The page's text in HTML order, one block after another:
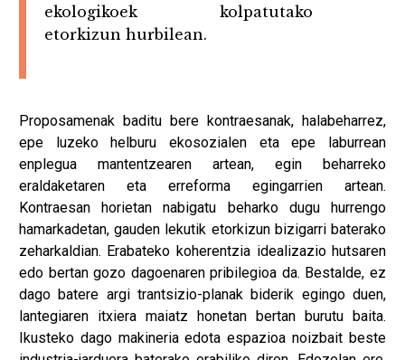
ekologikoek kolpatutako
etorkizun hurbilean.
Proposamenak baditu bere kontraesanak, halabeharrez,
epe luzeko helburu ekosozialen eta epe laburrean
enplegua mantentzearen artean, egin beharreko
eraldaketaren eta erreforma egingarrien artean.
Kontraesan horietan nabigatu beharko dugu hurrengo
hamarkadetan, gauden lekutik etorkizun bizigarri baterako
zeharkaldian. Erabateko koherentzia idealizazio hutsaren
edo bertan gozo dagoenaren pribilegioa da. Bestalde, ez
dago batere argi trantsizio-planak biderik egingo duen,
lantegiaren itxiera maiatz honetan bertan burutu baita.
Ikusteko dago makineria edota espazioa noizbait beste